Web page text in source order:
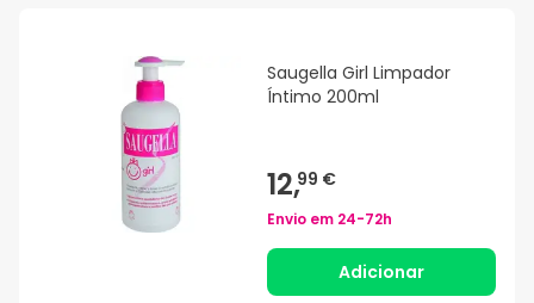
Saugella Girl Limpador
Íntimo 200ml
12,99 €
Envio em 24-72h
Adicionar